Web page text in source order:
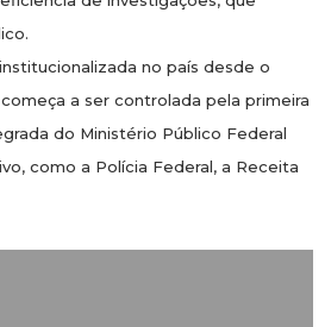
no país desde o
a ser controlada pela primeira
do Ministério Público Federal
como a Polícia Federal, a Receita